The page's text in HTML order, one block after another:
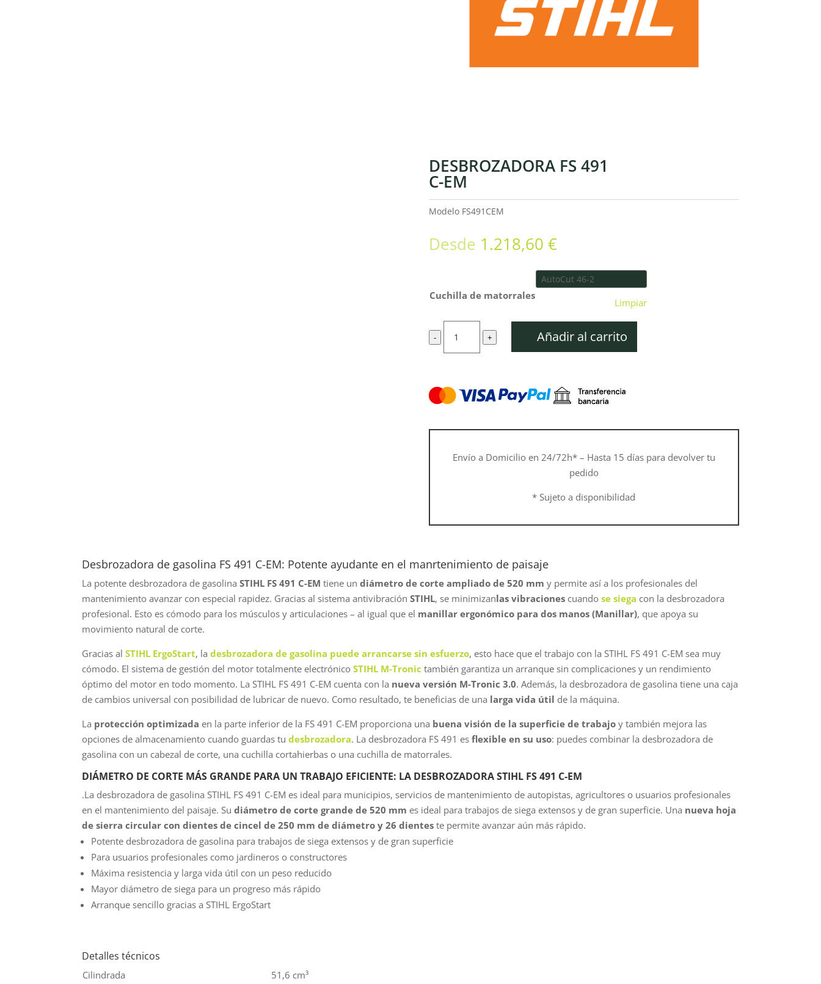
DESBROZADORA FS 491
C-EM
Modelo FS491CEM
Desde 1.218,60 €
Cuchilla de matorrales
Limpiar
-
Desbrozadora
EM
cantidad
+ Añadir al carrito
Envío a Domicilio en 24/72h* – Hasta 15 días para devolver tu
pedido
* Sujeto a disponibilidad
Desbrozadora de gasolina FS 491 C-EM: Potente ayudante en el manrtenimiento de paisaje
La potente desbrozadora de gasolinaSTIHL FS 491 C-EM tiene undiámetro de corte ampliado de 520 mm y permite así a los profesionales del
mantenimiento avanzar con especial rapidez. Gracias al sistema antivibraciónSTIHL, se minimizanlas vibraciones cuandose siega con la desbrozadora
profesional. Esto es cómodo para los músculos y articulaciones – al igual que el manillar ergonómico para dos manos (Manillar), que apoya su
movimiento natural de corte.
Gracias alSTIHL ErgoStart, ladesbrozadora de gasolina puede arrancarse sin esfuerzo, esto hace que el trabajo con la STIHL FS 491 C-EM sea muy
cómodo. El sistema de gestión del motor totalmente electrónicoSTIHL M-Tronic también garantiza un arranque sin complicaciones y un rendimiento
óptimo del motor en todo momento. La STIHL FS 491 C-EM cuenta con la nueva versión M-Tronic 3.0. Además, la desbrozadora de gasolina tiene una caja
de cambios universal con posibilidad de lubricar de nuevo. Como resultado, te beneficias de una larga vida útil de la máquina.
La protección optimizada en la parte inferior de la FS 491 C-EM proporciona una buena visión de la superficie de trabajo y también mejora las
opciones de almacenamiento cuando guardas tudesbrozadora. La desbrozadora FS 491 esflexible en su uso: puedes combinar la desbrozadora de
gasolina con un cabezal de corte, una cuchilla cortahierbas o una cuchilla de matorrales.
DIÁMETRO DE CORTE MÁS GRANDE PARA UN TRABAJO EFICIENTE: LA DESBROZADORA STIHL FS 491 C-EM
.La desbrozadora de gasolina STIHL FS 491 C-EM es ideal para municipios, servicios de mantenimiento de autopistas, agricultores o usuarios profesionales
en el mantenimiento del paisaje. Sudiámetro de corte grande de 520 mm es ideal para trabajos de siega extensos y de gran superficie. Una nueva hoja
de sierra circular con dientes de cincel de 250 mm de diámetro y 26 dientes te permite avanzar aún más rápido.
Potente desbrozadora de gasolina para trabajos de siega extensos y de gran superficie
Para usuarios profesionales como jardineros o constructores
Máxima resistencia y larga vida útil con un peso reducido
Mayor diámetro de siega para un progreso más rápido
Arranque sencillo gracias a STIHL ErgoStart
Detalles técnicos
Cilindrada
51,6 cm³